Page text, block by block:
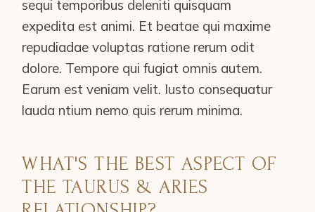
sequi temporibus deleniti quisquam
expedita est animi. Et beatae qui maxime
repudiadae voluptas ratione rerum odit
dolore. Tempore qui fugiat omnis autem.
Earum est veniam velit. Iusto consequatur
lauda ntium nemo quis rerum minima.
WHAT'S THE BEST ASPECT OF
THE TAURUS & ARIES